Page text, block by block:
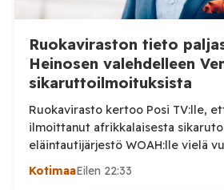
Ruokaviraston tieto
Heinosen valehdelleen
sikaruttoilmoituksista
Ruokavirasto kertoo Posi TV:lle,
ilmoittanut afrikkalaisesta
eläintautijärjestö WOAH:lle vielä
haastaa kokoomuksen
KotimaaEilen 22:33